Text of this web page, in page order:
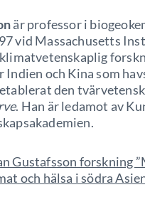
är professor i
vid Massachusetts
Indien och Kina som
den
. Han är ledamot av
Gustafsson
och hälsa i södra